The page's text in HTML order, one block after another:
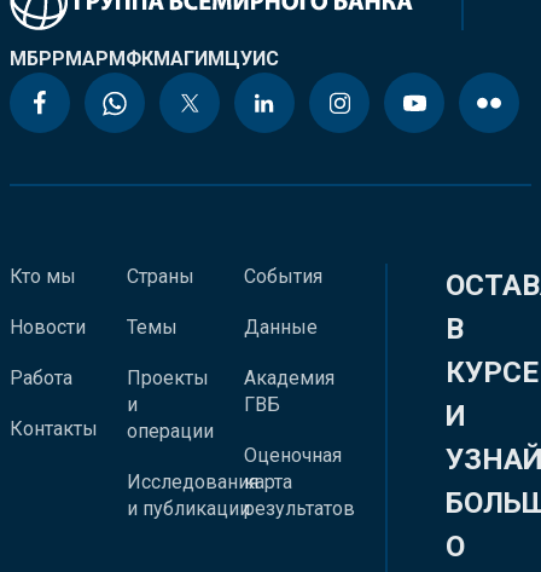
МБРРМАРМФКМАГИМЦУИС
Кто мы
Новости
Работа
Контакты
Страны
Темы
Проекты
и
операции
Исследования
и публикации
События
Данные
Академия
ГВБ
Оценочная
карта
результатов
В
КУРСЕ
И
О